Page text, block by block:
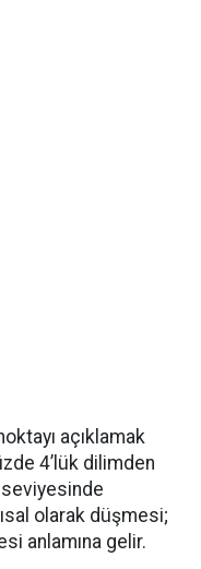
açıklamak
4’lük dilimden
seviyesinde
olarak düşmesi;
anlamına gelir.